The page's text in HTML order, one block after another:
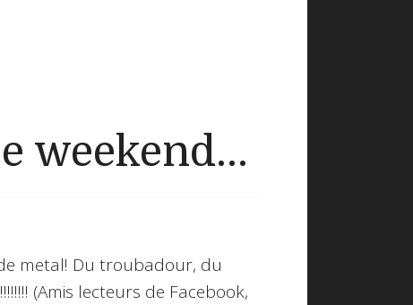
weekend...
metal! Du troubadour, du
(Amis lecteurs de Facebook,